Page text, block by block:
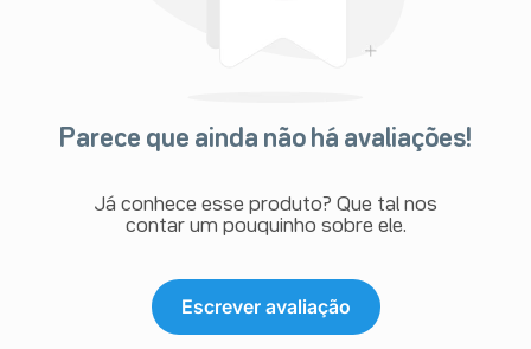
Parece que ainda não há avaliações!
Já conhece esse produto? Que tal nos
contar um pouquinho sobre ele.
Escrever avaliação